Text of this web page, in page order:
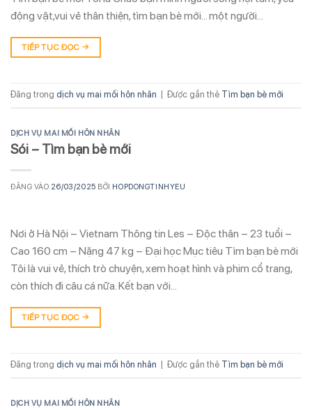
động vật,vui vẻ thân thiện, tìm bạn bè mới… một người…
TIẾP TỤC ĐỌC →
Đăng trong dịch vụ mai mối hôn nhân Được gắn thẻ Tìm bạn bè mới
DỊCH VỤ MAI MỐI HÔN NHÂN
Sói – Tìm bạn bè mới
ĐĂNG VÀO 26/03/2025 BỞI HOPDONGTINHYEU
Nơi ở Hà Nội – Vietnam Thông tin Les – Độc thân – 23 tuổi –
Cao 160 cm – Nặng 47 kg – Đại học Mục tiêu Tìm bạn bè mới
Tôi là vui vẻ, thích trò chuyện, xem hoạt hình và phim cổ trang,
còn thích đi câu cá nữa. Kết bạn với…
TIẾP TỤC ĐỌC →
Đăng trong dịch vụ mai mối hôn nhân Được gắn thẻ Tìm bạn bè mới
DỊCH VỤ MAI MỐI HÔN NHÂN